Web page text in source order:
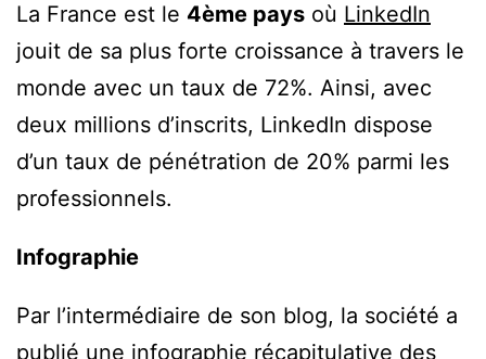
La France est le 4ème pays où LinkedIn
jouit de sa plus forte croissance à travers le
monde avec un taux de 72%. Ainsi, avec
deux millions d’inscrits, LinkedIn dispose
d’un taux de pénétration de 20% parmi les
professionnels.
Infographie
Par l’intermédiaire de son blog, la société a
publié une infographie récapitulative des